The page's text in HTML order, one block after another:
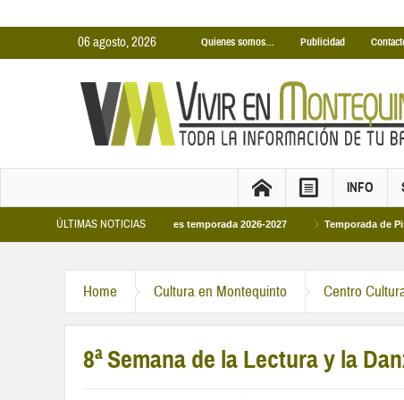
06 agosto, 2026 Quienes somos… Publicidad
INFO
ÚLTIMAS NOTICIAS
Cubiertas Municipales temporada 2026-2027 Temporada de Piscinas
Home Cultura en Montequinto Centro
8ª Semana de la Lectura y la